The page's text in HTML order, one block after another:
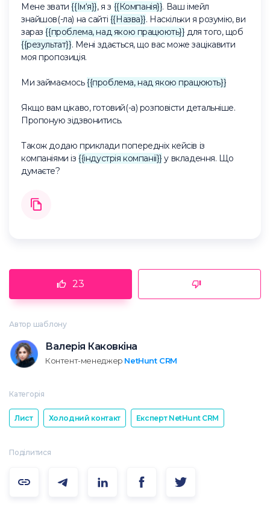
Мене звати{{Ім‘я}}, я з {{Компанія}}. Ваш імейл
знайшов(-ла) на сайті {{Назва}}. Наскільки я розумію, ви
зараз{{проблема, над якою працюють}} для того, щоб
{{результат}}. Мені здається, що вас може зацікавити
моя пропозиція.
Ми займаємось{{проблема, над якою працюють}}
Якщо вам цікаво, готовий(-а) розповісти детальніше.
Пропоную зідзвонитись.
Також додаю приклади попередніх кейсів із
компаніями із{{індустрія компанії}} у вкладення. Що
думаєте?
23
Автор шаблону
Валерія Каковкіна
Контент-менеджер NetHunt CRM
Категорія
Лист Холодний контакт Експерт NetHunt CRM
Поділитися